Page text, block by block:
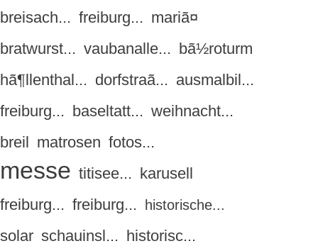
breisach... freiburg... mariã¤
bratwurst... vaubanalle... bã½roturm
hã¶llenthal... dorfstraã... ausmalbil...
freiburg... baseltatt... weihnacht...
breil matrosen fotos...
messe titisee... karusell
freiburg... freiburg... historische...
solar schauinsl... historisc...